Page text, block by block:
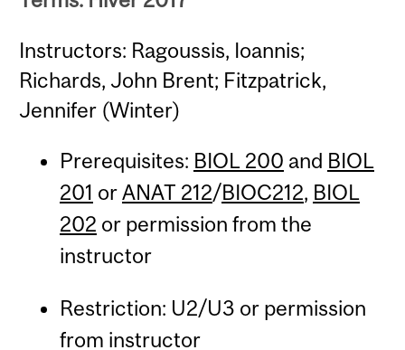
Instructors: Ragoussis, Ioannis;
Richards, John Brent; Fitzpatrick,
Jennifer (Winter)
Prerequisites: BIOL 200 and BIOL
201 orANAT 212/BIOC212, BIOL
202 or permission from the
instructor
Restriction: U2/U3 or permission
from instructor